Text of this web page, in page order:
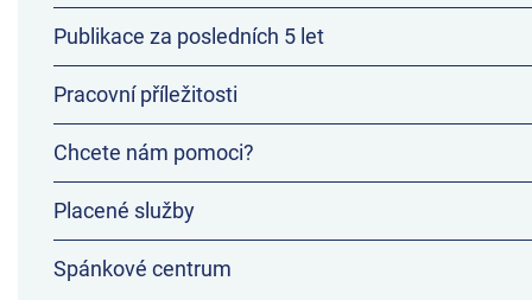
Publikace za posledních 5 let
Pracovní příležitosti
Chcete nám pomoci?
Placené služby
Spánkové centrum